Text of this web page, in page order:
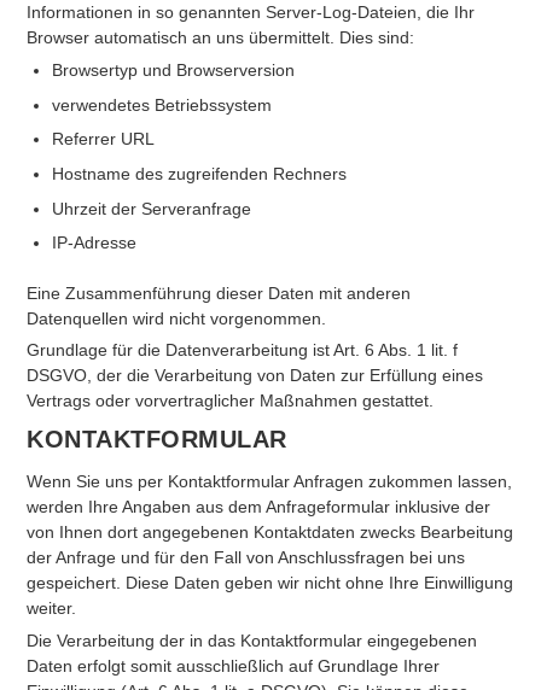
Informationen in so genannten Server-Log-Dateien, die Ihr
Browser automatisch an uns übermittelt. Dies sind:
Browsertyp und Browserversion
verwendetes Betriebssystem
Referrer URL
Hostname des zugreifenden Rechners
Uhrzeit der Serveranfrage
IP-Adresse
Eine Zusammenführung dieser Daten mit anderen
Datenquellen wird nicht vorgenommen.
Grundlage für die Datenverarbeitung ist Art. 6 Abs. 1 lit. f
DSGVO, der die Verarbeitung von Daten zur Erfüllung eines
Vertrags oder vorvertraglicher Maßnahmen gestattet.
KONTAKTFORMULAR
Wenn Sie uns per Kontaktformular Anfragen zukommen lassen,
werden Ihre Angaben aus dem Anfrageformular inklusive der
von Ihnen dort angegebenen Kontaktdaten zwecks Bearbeitung
der Anfrage und für den Fall von Anschlussfragen bei uns
gespeichert. Diese Daten geben wir nicht ohne Ihre Einwilligung
weiter.
Die Verarbeitung der in das Kontaktformular eingegebenen
Daten erfolgt somit ausschließlich auf Grundlage Ihrer